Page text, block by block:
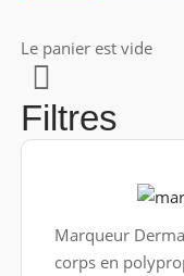
Le panier est vide
Filtres
Marqueur
corps en